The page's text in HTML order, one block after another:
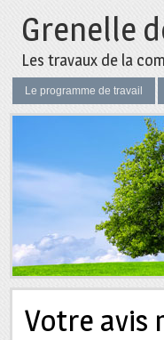
Grenelle
Les travaux de la
Le programme de travail
Votre avis